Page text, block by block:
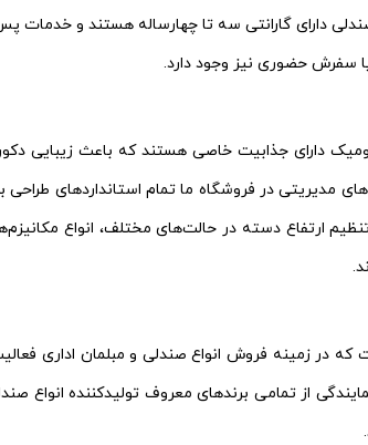
دارای گارانتی سه تا چهار‌ساله هستند و خدمات پس از
سفرش حضوری نیز وجود دارد.
دارای جذابیت خاصی هستند که باعث زیبایی
در فروشگاه ما تمام استانداردهای طراحی
تنظیم ارتفاع دسته در حالت‌های مختلف، انواع
که در زمینه فروش انواع صندلی و مبلمان اداری
از تمامی برندهای معروف تولیدکننده انواع